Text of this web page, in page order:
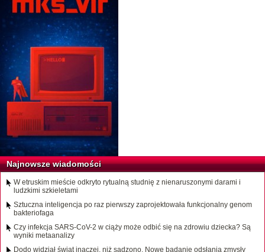
Najnowsze wiadomości
W etruskim mieście odkryto rytualną studnię z nienaruszonymi darami i
ludzkimi szkieletami
Sztuczna inteligencja po raz pierwszy zaprojektowała funkcjonalny genom
bakteriofaga
Czy infekcja SARS-CoV-2 w ciąży może odbić się na zdrowiu dziecka? Są
wyniki metaanalizy
Dodo widział świat inaczej, niż sądzono. Nowe badanie odsłania zmysły